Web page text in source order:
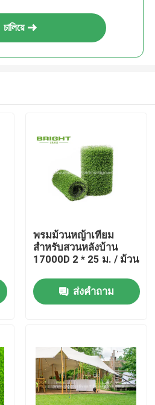
চালিয়ে
พรมม้วนหญ้าเทียม
สำหรับสวนหลังบ้าน
17000D 2 * 25 ม. / ม้วน
ส่งคำถาม